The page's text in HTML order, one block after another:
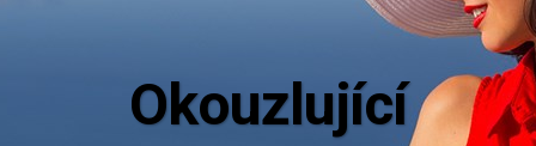
Aktuální